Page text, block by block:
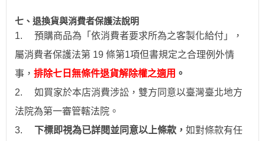
七、退換貨與消費者保護法說明
1.
預購商品為「依消費者要求所為之客製化給付」，
屬消費者保護法第 19 條第1項但書規定之合理例外情
事， 排除七日無條件退貨解除權之適用 。
2.
如買家於本店消費涉訟，雙方同意以臺灣臺北地方
法院為第一審管轄法院。
3.
下標即視為已詳閱並同意以上條款， 如對條款有任